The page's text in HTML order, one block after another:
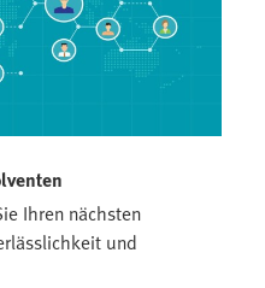
Ihren nächsten
und